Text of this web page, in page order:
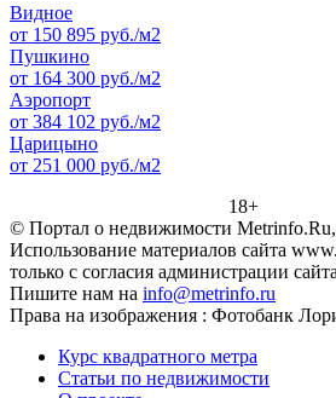
Видное
от 150 895 руб./м2
Пушкино
от 164 300 руб./м2
Аэропорт
от 384 102 руб./м2
Царицыно
от 251 000 руб./м2
18+
© Портал о недвижимости
Использование материалов сайта
только с согласия администрации сайта
Пишите нам на info@metrinfo.ru
Права на изображения : Фотобанк
Курс квадратного метра
Статьи по недвижимости